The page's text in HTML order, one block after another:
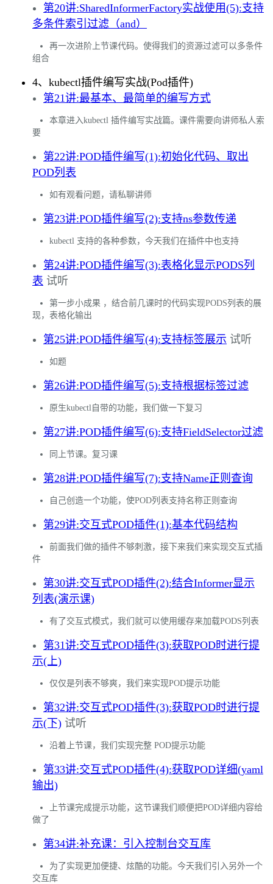
第20讲:SharedInformerFactory实战使用(5):支持
多条件索引过滤（and）
再一次进阶上节课代码。使得我们的资源过滤可以多条件
组合
4、kubectl插件编写实战(Pod插件)
第21讲:最基本、最简单的编写方式
本章进入kubectl 插件编写实战篇。课件需要向讲师私人索
要
第22讲:POD插件编写(1):初始化代码、取出
POD列表
如有观看问题，请私聊讲师
第23讲:POD插件编写(2):支持ns参数传递
kubectl 支持的各种参数，今天我们在插件中也支持
第24讲:POD插件编写(3):表格化显示PODS列
表 试听
第一步小成果 ，结合前几课时的代码实现PODS列表的展
现，表格化输出
第25讲:POD插件编写(4):支持标签展示 试听
如题
第26讲:POD插件编写(5):支持根据标签过滤
原生kubectl自带的功能，我们做一下复习
第27讲:POD插件编写(6):支持FieldSelector过滤
同上节课。复习课
第28讲:POD插件编写(7):支持Name正则查询
自己创造一个功能，使POD列表支持名称正则查询
第29讲:交互式POD插件(1):基本代码结构
前面我们做的插件不够刺激，接下来我们来实现交互式插
件
第30讲:交互式POD插件(2):结合Informer显示
列表(演示课)
有了交互式模式，我们就可以使用缓存来加载PODS列表
第31讲:交互式POD插件(3):获取POD时进行提
示(上)
仅仅是列表不够爽，我们来实现POD提示功能
第32讲:交互式POD插件(3):获取POD时进行提
示(下) 试听
沿着上节课，我们实现完整 POD提示功能
第33讲:交互式POD插件(4):获取POD详细(yaml
输出)
上节课完成提示功能，这节课我们顺便把POD详细内容给
做了
第34讲:补充课：引入控制台交互库
为了实现更加便捷、炫酷的功能。今天我们引入另外一个
交互库